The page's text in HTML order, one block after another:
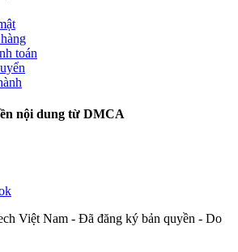
toán
nội dung từ DMCA
Việt Nam - Đã đăng ký bản quyền - Do